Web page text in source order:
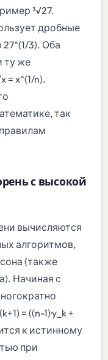
³√27.
дробные
3). Оба
ту же
= x^(1/n).
так
с высокой
вычисляются
алгоритмов,
(также
Начиная с
= ((n-1)·y_k +
к истинному
при